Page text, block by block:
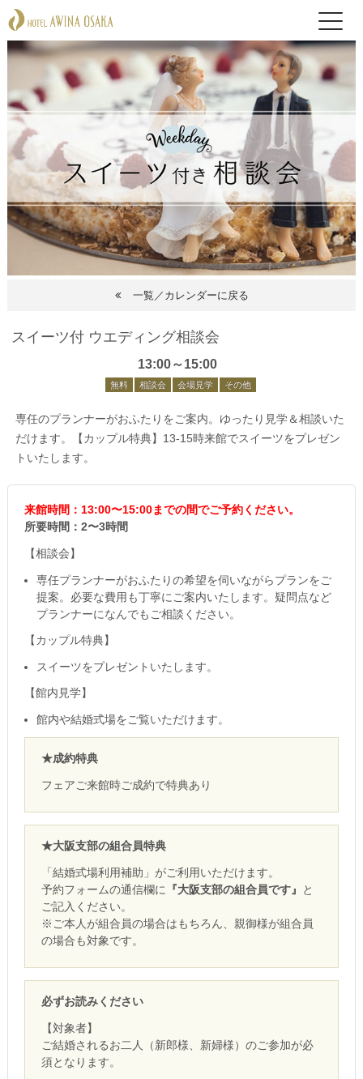
一覧／カレンダーに戻る
スイーツ付 ウエディング相談会
13:00～15:00
無料 相談会 会場見学 その他
専任のプランナーがおふたりをご案内。ゆったり見学＆相談いた
だけます。【カップル特典】13-15時来館でスイーツをプレゼン
トいたします。
来館時間：13:00〜15:00までの間でご予約ください。
所要時間：2〜3時間
【相談会】
専任プランナーがおふたりの希望を伺いながらプランをご
提案。必要な費用も丁寧にご案内いたします。疑問点など
プランナーになんでもご相談ください。
【カップル特典】
スイーツをプレゼントいたします。
【館内見学】
館内や結婚式場をご覧いただけます。
★成約特典
フェアご来館時ご成約で特典あり
★大阪支部の組合員特典
「結婚式場利用補助」がご利用いただけます。
予約フォームの通信欄に 『大阪支部の組合員です』
と
ご記入ください。
※ご本人が組合員の場合はもちろん、親御様が組合員
の場合も対象です。
必ずお読みください
【対象者】
ご結婚されるお二人（新郎様、新婦様）のご参加が必
須となります。